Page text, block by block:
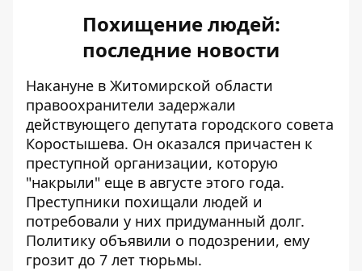
Похищение людей:
последние новости
Накануне в Житомирской области
правоохранители задержали
действующего депутата городского совета
Коростышева. Он оказался причастен к
преступной организации, которую
"накрыли" еще в августе этого года.
Преступники похищали людей и
потребовали у них придуманный долг.
Политику объявили о подозрении, ему
грозит до 7 лет тюрьмы.